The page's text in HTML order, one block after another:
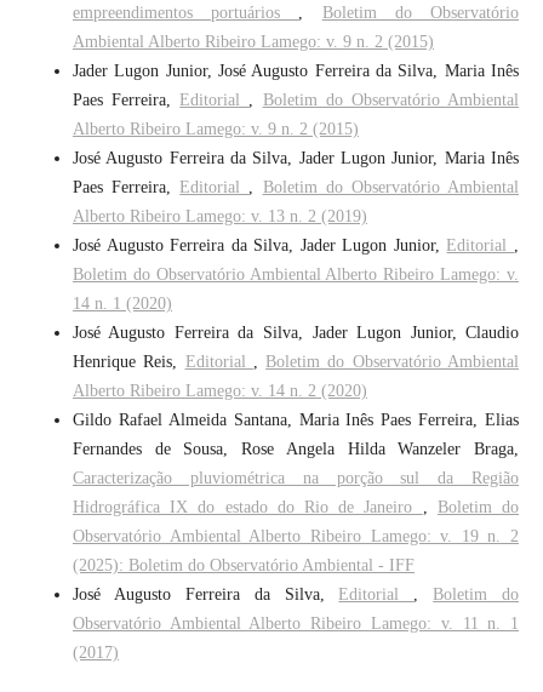
empreendimentos portuários
Boletim do Observatório
Ambiental Alberto Ribeiro Lamego: v. 9 n. 2 (2015)
Jader Lugon Junior, José Augusto Ferreira da Silva, Maria Inês
Paes Ferreira, Editorial
Boletim do Observatório Ambiental
Alberto Ribeiro Lamego: v. 9 n. 2 (2015)
José Augusto Ferreira da Silva, Jader Lugon Junior, Maria Inês
Paes Ferreira, Editorial
Boletim do Observatório Ambiental
Alberto Ribeiro Lamego: v. 13 n. 2 (2019)
José Augusto Ferreira da Silva, Jader Lugon Junior, Editorial
Boletim do Observatório Ambiental Alberto Ribeiro Lamego: v.
14 n. 1 (2020)
José Augusto Ferreira da Silva, Jader Lugon Junior, Claudio
Henrique Reis, Editorial
Boletim do Observatório Ambiental
Alberto Ribeiro Lamego: v. 14 n. 2 (2020)
Gildo Rafael Almeida Santana, Maria Inês Paes Ferreira, Elias
Fernandes de Sousa, Rose Angela Hilda Wanzeler Braga,
Caracterização pluviométrica na porção sul da Região
Hidrográfica IX do estado do Rio de Janeiro
Boletim do
Observatório Ambiental Alberto Ribeiro Lamego: v. 19 n. 2
(2025): Boletim do Observatório Ambiental - IFF
José Augusto Ferreira da Silva, Editorial
Boletim do
Observatório Ambiental Alberto Ribeiro Lamego: v. 11 n. 1
(2017)